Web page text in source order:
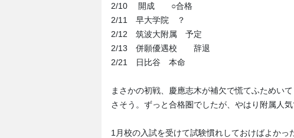
2/10 開成 ○合格
2/11 早大学院 ？
2/12 筑波大附属 予定
2/13 併願優遇校 辞退
2/21 日比谷 本命
まさかの初戦、慶應志木が補欠で慌てふためい
さそう。ずっと合格圏でしたが、やはり附属人気
1月校の入試を受けて試験慣れしておけばよか